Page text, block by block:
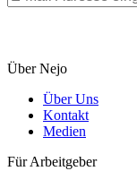
Über Nejo
Über Uns
Kontakt
Medien
Für Arbeitgeber